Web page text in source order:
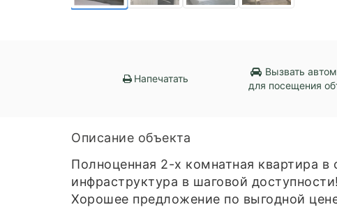
Напечатать
Вызвать
для посещения
Описание объекта
Полноценная 2-х комнатная квартира
инфраструктура в шаговой
Хорошее предложение по выгодной